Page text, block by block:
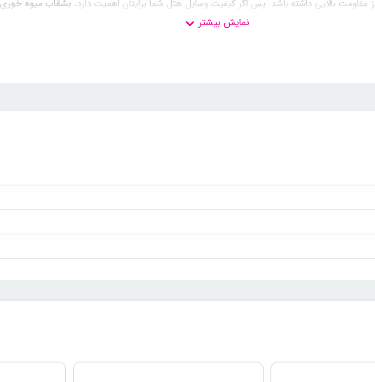
بالایی داشته باشد. پس اگر کیفیت وسایل هتل شما برایتان اهمیت دارد، بشقاب میوه
هتلی چینی زرین
خوری از سری
شوید فلزات خطرناک در ترکیب ظروف به کار نرفته باشد.
کنید که امتحان خود را پس داده باشد. تمام محصولات موجود در سایت هوم شلف از بهترین